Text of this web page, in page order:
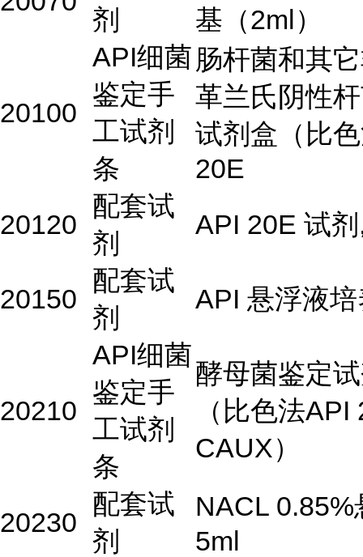
剂
基（2ml）
20100
API细菌
鉴定手
工试剂
条
肠杆菌和其
革兰氏阴性
试剂盒（比
20E
20120
配套试
剂
API 20E 试
20150
配套试
剂
API 悬浮液
20210
API细菌
鉴定手
工试剂
条
酵母菌鉴定
（比色法API
CAUX）
20230
配套试
剂
NACL 0.85%
5ml